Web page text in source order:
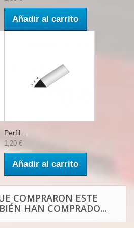
Añadir al carrito
Perfil...
1,20 €
Añadir al carrito
COMPRARON ESTE
HAN COMPRADO...